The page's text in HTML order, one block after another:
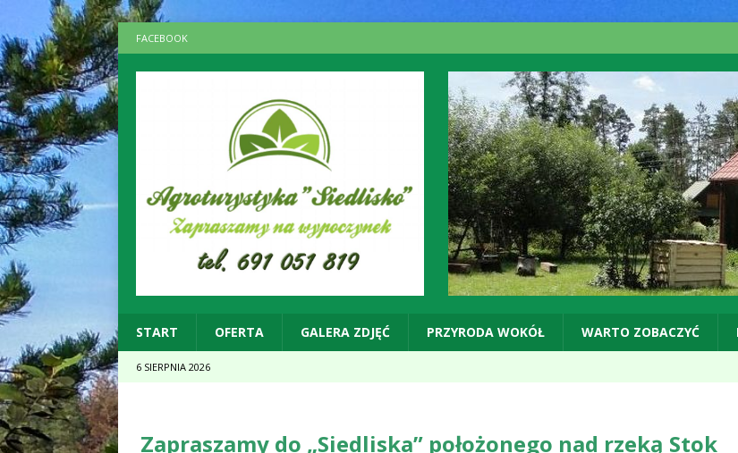
FACEBOOK
START OFERTA GALERA ZDJĘĆ PRZYRODA WOKÓŁ WARTO ZOBACZYĆ
6 SIERPNIA 2026
Zapraszamy do „Siedliska” położonego nad rzeką Stok